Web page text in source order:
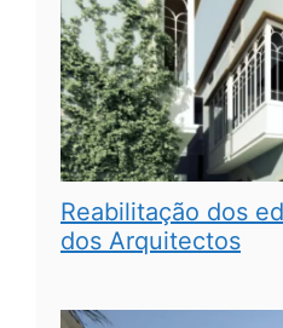
Reabilitação dos
dos Arquitectos